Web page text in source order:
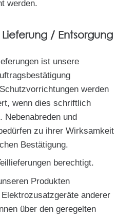
werden.
/ Entsorgung
ist unsere
werden
wenn dies schriftlich
Nebenabreden und
zu ihrer Wirksamkeit
Bestätigung.
berechtigt.
Produkten
anderer
über den geregelten